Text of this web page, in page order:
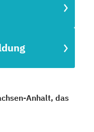
Anhalt, das